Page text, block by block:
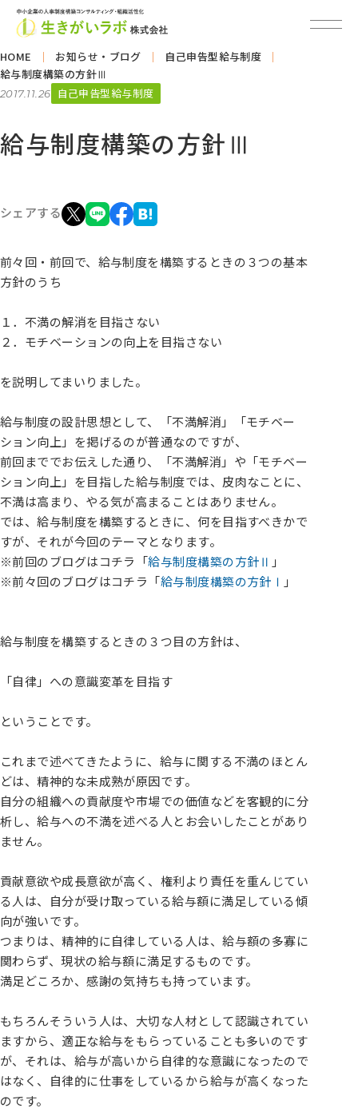
HOME お知らせ・ブログ
自己申告型給与制度
給与制度構築の方針Ⅲ
2017.11.26 自己申告型給与制度
給与制度構築の方針Ⅲ
シェアする
前々回・前回で、給与制度を構築するときの３つの基本
方針のうち
１．不満の解消を目指さない
２．モチベーションの向上を目指さない
を説明してまいりました。
給与制度の設計思想として、「不満解消」「モチベー
ション向上」を掲げるのが普通なのですが、
前回まででお伝えした通り、「不満解消」や「モチベー
ション向上」を目指した給与制度では、皮肉なことに、
不満は高まり、やる気が高まることはありません。
では、給与制度を構築するときに、何を目指すべきかで
すが、それが今回のテーマとなります。
※前回のブログはコチラ「給与制度構築の方針Ⅱ 」
※前々回のブログはコチラ「給与制度構築の方針Ⅰ 」
給与制度を構築するときの３つ目の方針は、
「自律」への意識変革を目指す
ということです。
これまで述べてきたように、給与に関する不満のほとん
どは、精神的な未成熟が原因です。
自分の組織への貢献度や市場での価値などを客観的に分
析し、給与への不満を述べる人とお会いしたことがあり
ません。
貢献意欲や成長意欲が高く、権利より責任を重んじてい
る人は、自分が受け取っている給与額に満足している傾
向が強いです。
つまりは、精神的に自律している人は、給与額の多寡に
関わらず、現状の給与額に満足するものです。
満足どころか、感謝の気持ちも持っています。
もちろんそういう人は、大切な人材として認識されてい
ますから、適正な給与をもらっていることも多いのです
が、それは、給与が高いから自律的な意識になったので
はなく、自律的に仕事をしているから給与が高くなった
のです。